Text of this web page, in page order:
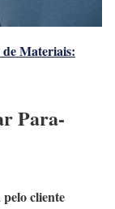
Materiais:
Para-
cliente